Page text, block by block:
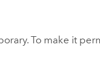
To make it